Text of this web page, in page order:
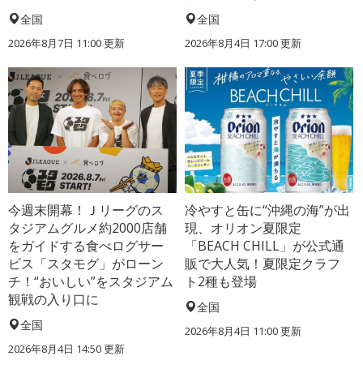
全国
2026年8月7日 11:00更新
全国
2026年8月4日 17:00更新
今週末開幕！Ｊリーグのス
タジアムグルメ約2000店舗
をガイドする食べログサー
ビス「スタモグ」がローン
チ！“おいしい”をスタジアム
観戦の入り口に
全国
2026年8月4日 14:50更新
冷やすと缶に“沖縄の海”が出
現、オリオン夏限定
「BEACH CHILL」が公式通
販で大人気！夏限定クラフ
ト2種も登場
全国
2026年8月4日 11:00更新